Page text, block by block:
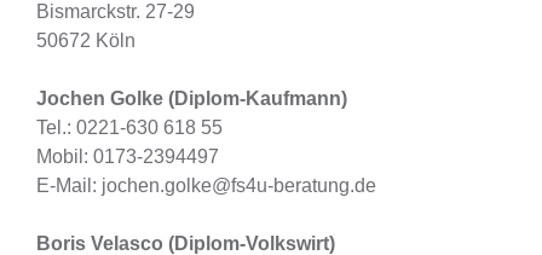
Bismarckstr. 27-29
50672 Köln
Jochen Golke (Diplom-Kaufmann)
Tel.: 0221-630 618 55
Mobil: 0173-2394497
E-Mail: jochen.golke@fs4u-beratung.de
Boris Velasco (Diplom-Volkswirt)